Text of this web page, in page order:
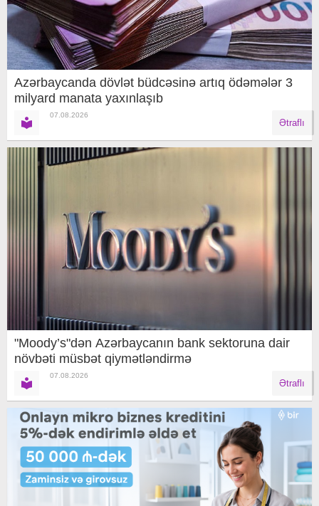
Azərbaycanda dövlət büdcəsinə artıq ödəmələr 3
milyard manata yaxınlaşıb
07.08.2026
Ətraflı
"Moody’s"dən Azərbaycanın bank sektoruna dair
növbəti müsbət qiymətləndirmə
07.08.2026
Ətraflı